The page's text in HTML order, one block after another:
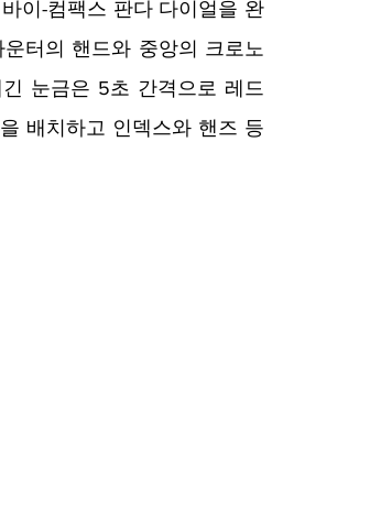
이-컴팩스 판다 다이얼을 완
터의 핸드와 중앙의 크로노
눈금은 5초 간격으로 레드
배치하고 인덱스와 핸즈 등